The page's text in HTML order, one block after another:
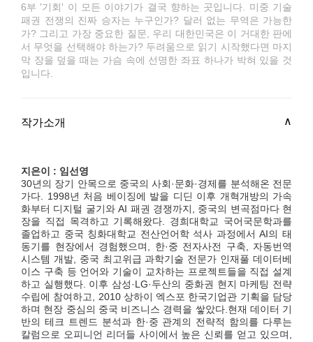
6부 '기회' 이 모든 이야기가 결국 향하는 곳입니다. 미중 기술
패권 전쟁의 진짜 승자는 누구인가? 달러 없는 무역은 가능한
가? 그리고 가장 중요한 질문, 우리 대한민국은 이 거대한 판에
서 무엇을 선택해야 하는가? 두려움으로 읽기 시작했다면 마지
막 장을 덮을 때는 가슴 속에 선명한 좌표 하나가 박혀 있을 것
입니다.
작가소개
지은이 : 임선영
30년의 장기 안목으로 중국의 사회·문화·경제를 분석해온 전문
가다. 1998년 처음 베이징에 발을 디딘 이후 개혁개방의 가속
화부터 디지털 굴기와 AI 패권 경쟁까지, 중국의 변곡점마다 현
장을 직접 목격하고 기록해왔다. 경희대학교 국어국문학과를
졸업하고 중국 칭화대학교 전산언어학 석사 과정에서 AI의 태
동기를 현장에서 경험했으며, 한·중 전자사전 구축, 자동번역
시스템 개발, 중국 최고위급 과학기술 전문가 인재풀 데이터베
이스 구축 등 언어와 기술이 교차하는 프로젝트들을 직접 설계
하고 실행했다. 이후 삼성·LG·두산의 중화권 현지 마케팅 전략
수립에 참여하고, 2010 상하이 엑스포 한국기업관 기획을 담당
하며 현장 중심의 중국 비즈니스 경력을 쌓았다.현재 데이터 기
반의 테크 트렌드 분석과 한·중 관계의 전략적 함의를 다루는
칼럼으로 오피니언 리더들 사이에서 높은 신뢰를 얻고 있으며,